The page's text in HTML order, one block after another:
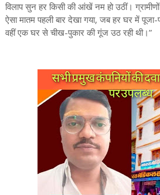
विलाप सुन हर किसी की आंखें नम हो उठीं।
ऐसा मातम पहली बार देखा गया, जब हर घर में पूजा-
वहीं एक घर से चीख-पुकार की गूंज उठ रही थी।”